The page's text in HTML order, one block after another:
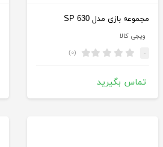
مجموعه بازی مدل SP 630
ویجی کالا
- (۰)
تماس بگیرید